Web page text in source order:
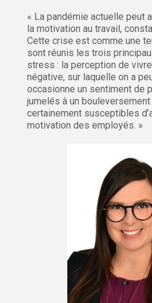
« La pandémie actuelle peut
la motivation au travail,
Cette crise est comme une
sont réunis les trois
stress : la perception de
négative, sur laquelle on a
occasionne un sentiment de
jumelés à un
certainement susceptibles
motivation des employés. »